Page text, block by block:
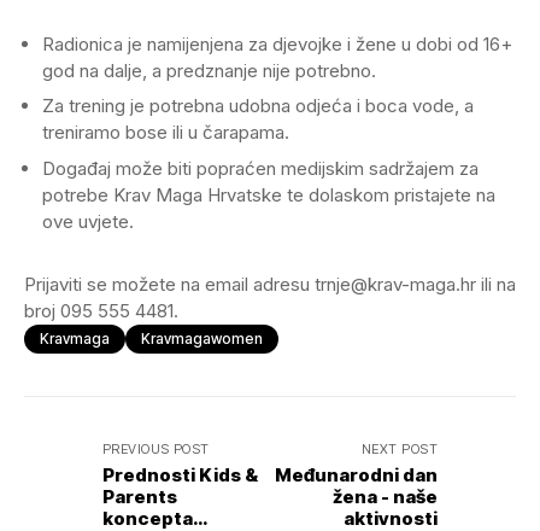
Radionica je namijenjena za djevojke i žene u dobi od 16+
god na dalje, a predznanje nije potrebno.
Za trening je potrebna udobna odjeća i boca vode, a
treniramo bose ili u čarapama.
Događaj može biti popraćen medijskim sadržajem za
potrebe Krav Maga Hrvatske te dolaskom pristajete na
ove uvjete.
Prijaviti se možete na email adresu trnje@krav-maga.hr ili na
broj 095 555 4481.
Kravmaga Kravmagawomen
PREVIOUS POST
Prednosti Kids &
Parents
koncepta
NEXT POST
Međunarodni dan
žena - naše
aktivnosti